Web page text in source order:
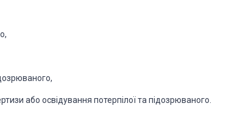
або освідування потерпілої та підозрюваного.